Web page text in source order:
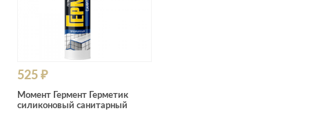
525 ₽
Момент Гермент Герметик
силиконовый санитарный